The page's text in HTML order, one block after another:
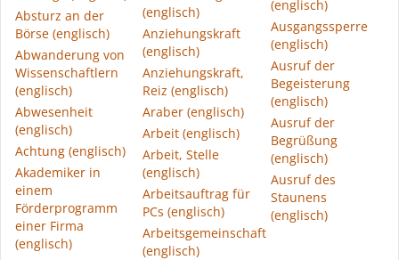
Absturz an der
Börse (englisch)
Abwanderung von
Wissenschaftlern
(englisch)
Abwesenheit
(englisch)
Achtung (englisch)
Akademiker in
einem
Förderprogramm
einer Firma
(englisch)
(englisch)
Anziehungskraft
(englisch)
Anziehungskraft,
Reiz (englisch)
Araber (englisch)
Arbeit (englisch)
Arbeit, Stelle
(englisch)
Arbeitsauftrag für
PCs (englisch)
Arbeitsgemeinschaft
(englisch)
(englisch)
Ausgangssperre
(englisch)
Ausruf der
Begeisterung
(englisch)
Ausruf der
Begrüßung
(englisch)
Ausruf des
Staunens
(englisch)